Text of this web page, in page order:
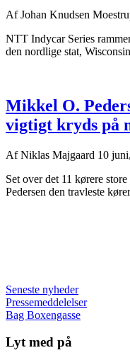
AfJohan Knudsen
NTT Indycar Series
den nordlige stat,
Mikkel O.
vigtigt kryds på
AfNiklas Majgaard 10
Set over det 11 kørere
Pedersen den travleste
Seneste nyheder
Pressemeddelelser
Bag Boxengasse
Lyt med på